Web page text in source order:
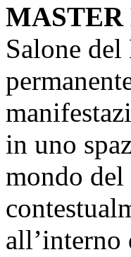
Salone
in uno
mondo del
all’interno